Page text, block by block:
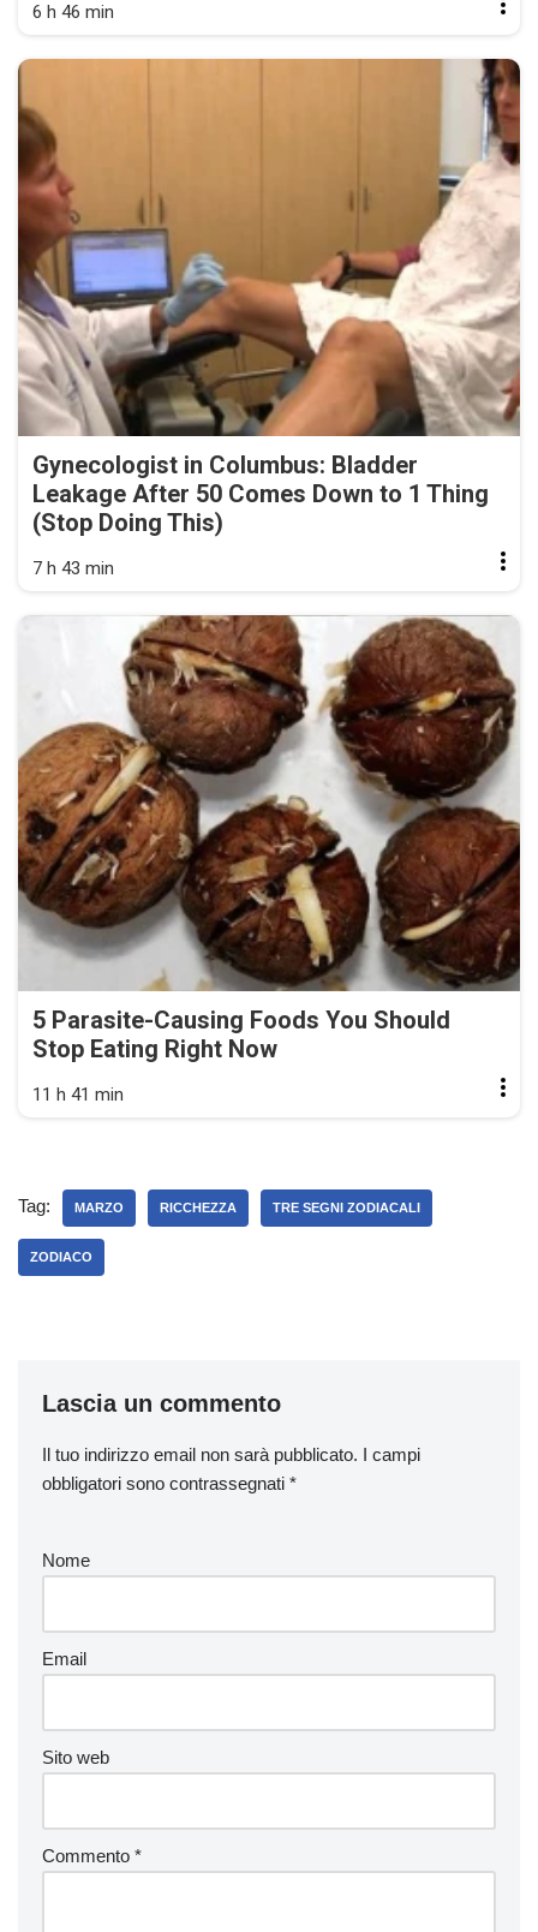
6 h 46 min
Gynecologist in Columbus: Bladder
Leakage After 50 Comes Down to 1 Thing
(Stop Doing This)
7 h 43 min
5 Parasite-Causing Foods You Should
Stop Eating Right Now
11 h 41 min
Tag: MARZO RICCHEZZA TRE SEGNI ZODIACALI
ZODIACO
Lascia un commento
Il tuo indirizzo email non sarà pubblicato. I campi
obbligatori sono contrassegnati *
Nome
Email
Sito web
Commento *